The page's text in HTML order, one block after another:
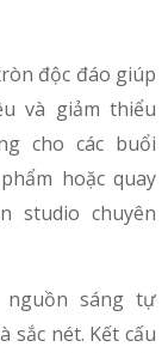
độc đáo giúp
và giảm thiểu
cho các buổi
hoặc quay
studio chuyên
nguồn sáng tự
sắc nét. Kết cấu